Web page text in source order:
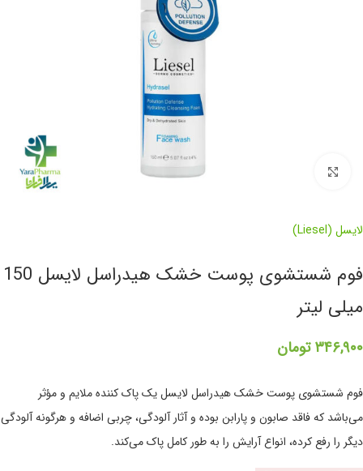
لایسل (Liesel)
فوم شستشوی پوست خشک هیدراسل لایسل 150
میلی لیتر
۳۴۶,۹۰۰ تومان
فوم شستشوی پوست خشک هیدراسل لایسل یک پاک کننده ملایم و مؤثر
می‌باشد که فاقد صابون و پارابن بوده و آثار آلودگی، چربی اضافه و هرگونه آلودگی
دیگر را رفع کرده، انواع آرایش را به طور کامل پاک می‌کند.